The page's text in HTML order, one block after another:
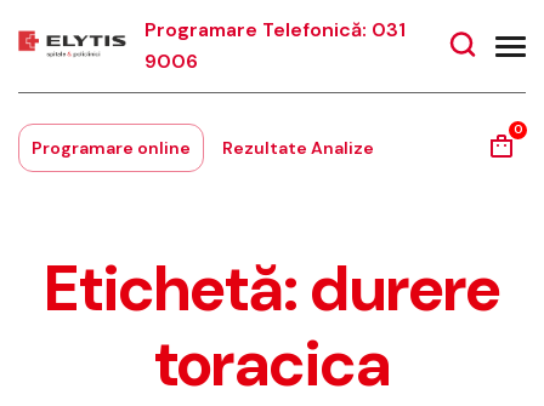
Programare Telefonică: 031
9006
Programare online Rezultate Analize
0
Etichetă:durere
toracica